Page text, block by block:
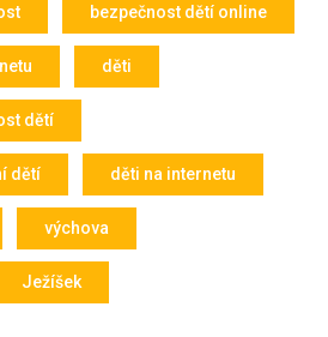
bezpečnost dětí online
děti
dětí
dětí děti na internetu
výchova
Ježíšek